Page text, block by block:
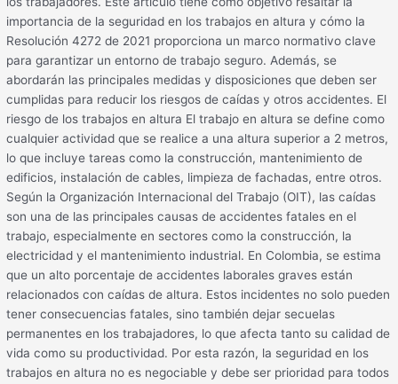
importancia de la seguridad en los trabajos en altura y cómo la
Resolución 4272 de 2021 proporciona un marco normativo clave
para garantizar un entorno de trabajo seguro. Además, se
abordarán las principales medidas y disposiciones que deben ser
cumplidas para reducir los riesgos de caídas y otros accidentes. El
riesgo de los trabajos en altura El trabajo en altura se define como
cualquier actividad que se realice a una altura superior a 2 metros,
lo que incluye tareas como la construcción, mantenimiento de
edificios, instalación de cables, limpieza de fachadas, entre otros.
Según la Organización Internacional del Trabajo (OIT), las caídas
son una de las principales causas de accidentes fatales en el
trabajo, especialmente en sectores como la construcción, la
electricidad y el mantenimiento industrial. En Colombia, se estima
que un alto porcentaje de accidentes laborales graves están
relacionados con caídas de altura. Estos incidentes no solo pueden
tener consecuencias fatales, sino también dejar secuelas
permanentes en los trabajadores, lo que afecta tanto su calidad de
vida como su productividad. Por esta razón, la seguridad en los
trabajos en altura no es negociable y debe ser prioridad para todos